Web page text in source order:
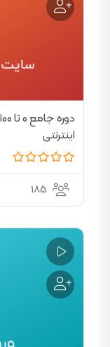
اینترنتی
185